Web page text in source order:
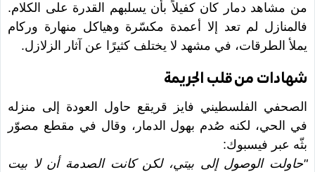
من مشاهد دمار كان كفيلاً بأن يسلبهم القدرة على الكلام.
فالمنازل لم تعد إلا أعمدة مكسّرة وهياكل منهارة وركام
يملأ الطرقات، في مشهد لا يختلف كثيرًا عن آثار الزلازل.
شهادات من قلب الجريمة
الصحفي الفلسطيني فايز قريقع حاول العودة إلى منزله
في الحي، لكنه صُدم بهول الدمار، وقال في مقطع مصوّر
بثّه عبر فيسبوك:
"حاولت الوصول إلى بيتي، لكن كانت الصدمة أن لا بيت